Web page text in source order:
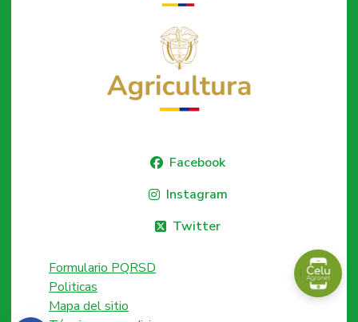
Facebook
Instagram
Twitter
Formulario PQRSD
Politicas
Mapa del sitio